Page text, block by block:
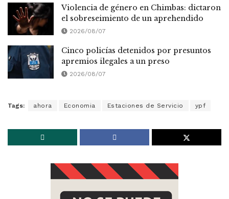
Violencia de género en Chimbas: dictaron
el sobreseimiento de un aprehendido
2026/08/07
Cinco policías detenidos por presuntos
apremios ilegales a un preso
2026/08/07
Tags: ahora Economia Estaciones de Servicio ypf